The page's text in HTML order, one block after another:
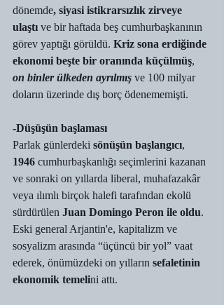
dönemde, siyasi istikrarsızlık zirveye
ulaştı ve bir haftada beş cumhurbaşkanının
görev yaptığı görüldü. Kriz sona erdiğinde
ekonomi beşte bir oranında küçülmüş,
on binler ülkeden ayrılmış ve 100 milyar
doların üzerinde dış borç ödenememişti.
-Düşüşün başlaması
Parlak günlerdeki sönüşün başlangıcı,
1946 cumhurbaşkanlığı seçimlerini kazanan
ve sonraki on yıllarda liberal, muhafazakâr
veya ılımlı birçok halefi tarafından ekolü
sürdürülen Juan Domingo Peron ile oldu.
Eski general Arjantin'e, kapitalizm ve
sosyalizm arasında “üçüncü bir yol” vaat
ederek, önümüzdeki on yılların sefaletinin
ekonomik temelini attı.